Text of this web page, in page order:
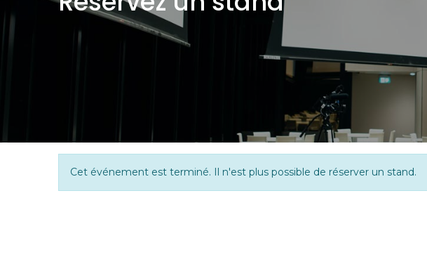
Cet événement est terminé. Il n'est plus possible de réserver un stand.